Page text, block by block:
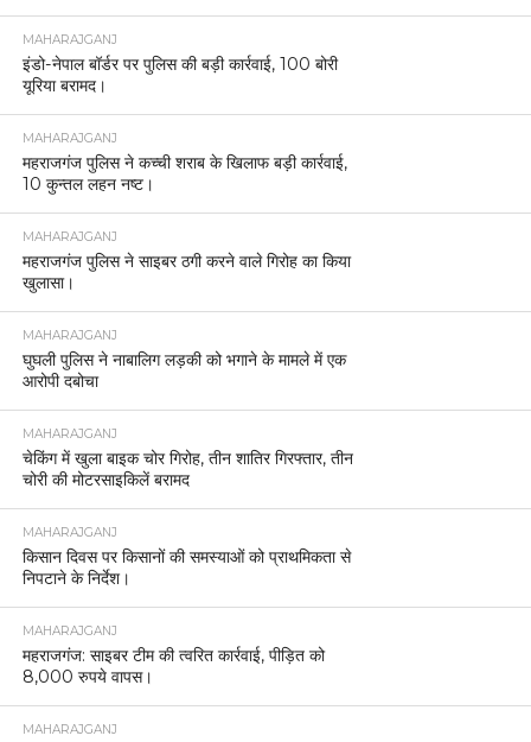
MAHARAJGANJ
इंडो-नेपाल बॉर्डर पर पुलिस की बड़ी कार्रवाई, 100 बोरी
यूरिया बरामद।
MAHARAJGANJ
महराजगंज पुलिस ने कच्ची शराब के खिलाफ बड़ी कार्रवाई,
10 कुन्तल लहन नष्ट।
MAHARAJGANJ
महराजगंज पुलिस ने साइबर ठगी करने वाले गिरोह का किया
खुलासा।
MAHARAJGANJ
घुघली पुलिस ने नाबालिग लड़की को भगाने के मामले में एक
आरोपी दबोचा
MAHARAJGANJ
चेकिंग में खुला बाइक चोर गिरोह, तीन शातिर गिरफ्तार, तीन
चोरी की मोटरसाइकिलें बरामद
MAHARAJGANJ
किसान दिवस पर किसानों की समस्याओं को प्राथमिकता से
निपटाने के निर्देश।
MAHARAJGANJ
महराजगंज: साइबर टीम की त्वरित कार्रवाई, पीड़ित को
8,000 रुपये वापस।
MAHARAJGANJ